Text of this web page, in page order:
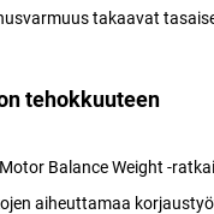
takaavat
tehokkuuteen
Balance Weight -
aiheuttamaa